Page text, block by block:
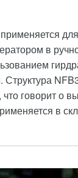
в
говорит о
в